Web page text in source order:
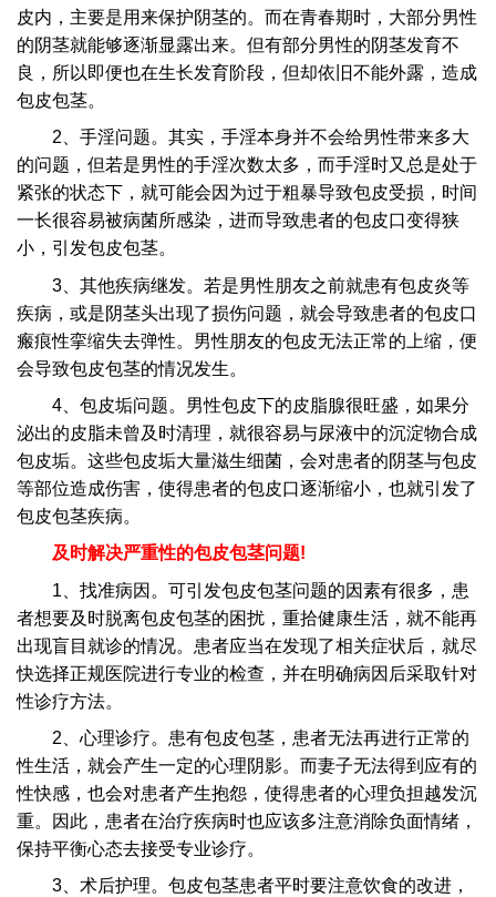
皮内，主要是用来保护阴茎的。而在青春期时，大部分男性
的阴茎就能够逐渐显露出来。但有部分男性的阴茎发育不
良，所以即便也在生长发育阶段，但却依旧不能外露，造成
包皮包茎。
2、手淫问题。其实，手淫本身并不会给男性带来多大
的问题，但若是男性的手淫次数太多，而手淫时又总是处于
紧张的状态下，就可能会因为过于粗暴导致包皮受损，时间
一长很容易被病菌所感染，进而导致患者的包皮口变得狭
小，引发包皮包茎。
3、其他疾病继发。若是男性朋友之前就患有包皮炎等
疾病，或是阴茎头出现了损伤问题，就会导致患者的包皮口
瘢痕性挛缩失去弹性。男性朋友的包皮无法正常的上缩，便
会导致包皮包茎的情况发生。
4、包皮垢问题。男性包皮下的皮脂腺很旺盛，如果分
泌出的皮脂未曾及时清理，就很容易与尿液中的沉淀物合成
包皮垢。这些包皮垢大量滋生细菌，会对患者的阴茎与包皮
等部位造成伤害，使得患者的包皮口逐渐缩小，也就引发了
包皮包茎疾病。
及时解决严重性的包皮包茎问题!
1、找准病因。可引发包皮包茎问题的因素有很多，患
者想要及时脱离包皮包茎的困扰，重拾健康生活，就不能再
出现盲目就诊的情况。患者应当在发现了相关症状后，就尽
快选择正规医院进行专业的检查，并在明确病因后采取针对
性诊疗方法。
2、心理诊疗。患有包皮包茎，患者无法再进行正常的
性生活，就会产生一定的心理阴影。而妻子无法得到应有的
性快感，也会对患者产生抱怨，使得患者的心理负担越发沉
重。因此，患者在治疗疾病时也应该多注意消除负面情绪，
保持平衡心态去接受专业诊疗。
3、术后护理。包皮包茎患者平时要注意饮食的改进，